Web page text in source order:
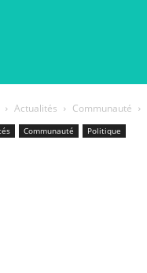
Actualités Communauté
Communauté Politique